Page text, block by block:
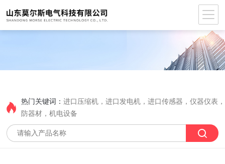
热门关键词：进口压缩机，进口发电机，进口传感器，仪器仪表
防器材，机电设备